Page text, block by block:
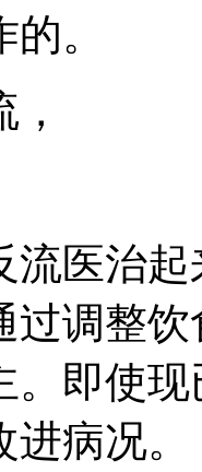
。
流医治
过调整
。即使
病况。